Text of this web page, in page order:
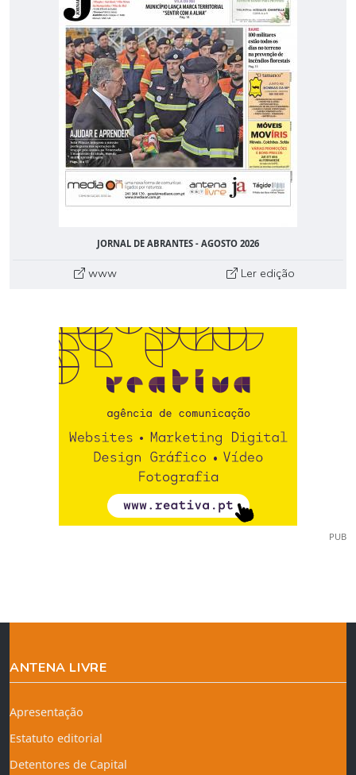
JORNAL DE ABRANTES - AGOSTO 2026
www Ler edição
PUB
ANTENA LIVRE
Apresentação
Estatuto editorial
Detentores de Capital